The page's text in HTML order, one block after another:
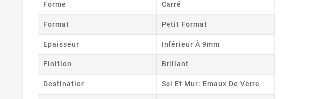
Forme Carré
Format Petit Format
Epaisseur Inférieur À 9mm
Finition Brillant
Destination Sol Et Mur: Emaux De Verre